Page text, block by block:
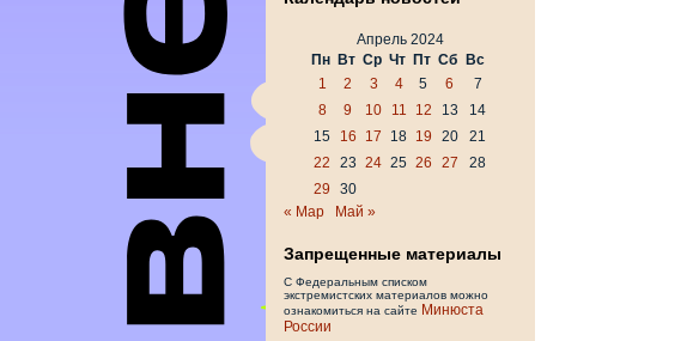
Апрель 2024
Пн Вт Ср Чт Пт Сб
Вс
1
2 3 4 5 6
7
8
9 10 11 12 13
14
15
16 17 18 19 20
21
22
23 24 25 26 27
28
29
30
« Мар
Май »
Запрещенные материалы
С Федеральным списком
экстремистских материалов можно
ознакомиться на сайте Минюста
России